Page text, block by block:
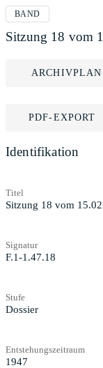
BAND
Sitzung 18 vom
ARCHIVPLAN
PDF-EXPORT
Identifikation
Titel
Sitzung 18 vom
Signatur
F.1-1.47.18
Stufe
Dossier
Entstehungszeitraum
1947